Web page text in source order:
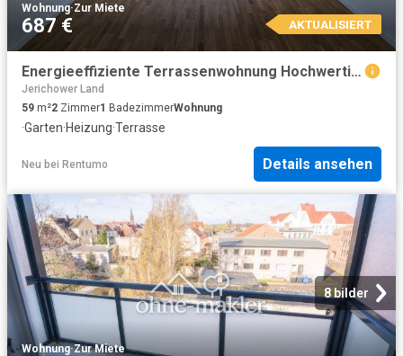
Wohnung·Zur Miete
687 € AKTUALISIERT
Energieeffiziente Terrassenwohnung Hochwertige 2 Zimmer mit Fußbodenheizung & Garten & SP
Jerichower Land
59 m²2 Zimmer1 BadezimmerWohnung
·Garten·Heizung·Terrasse
Neu bei Rentumo Details ansehen
8 bilder
Wohnung·Zur Miete